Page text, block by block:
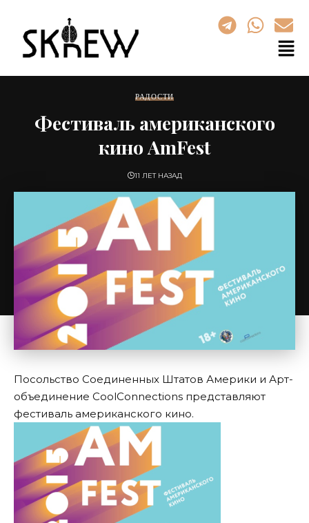
РАДОСТИ
Фестиваль американского
кино AmFest
11 ЛЕТ НАЗАД
Посольство Соединенных Штатов Америки и Арт-
объединение CoolConnections представляют
фестиваль американского кино.